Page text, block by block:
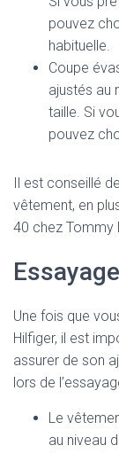
pouvez
habituelle.
Coupe
ajustés au
taille. Si
pouvez
Il est conseillé
vêtement, en
40 chez Tommy
Une fois que
Hilfiger, il est
assurer de son
lors de
Le
au niveau